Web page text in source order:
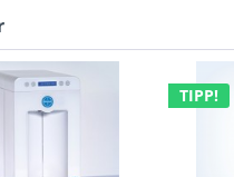
TIPP!